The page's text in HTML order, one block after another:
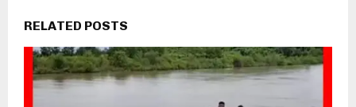
RELATED POSTS